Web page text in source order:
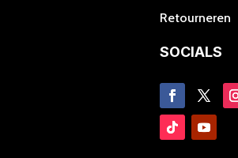
Retourneren
SOCIALS